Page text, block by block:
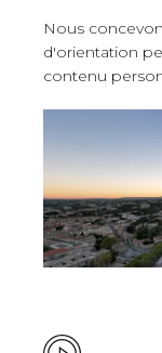
Nous
d'orientation
contenu